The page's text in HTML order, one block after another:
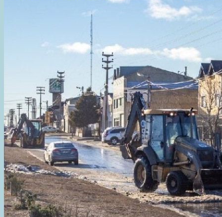
PRESTADORES
FORTALECE
LAS
ACCIONES
GARANTIZAR
UN
TRANSPORTE
SEGURO